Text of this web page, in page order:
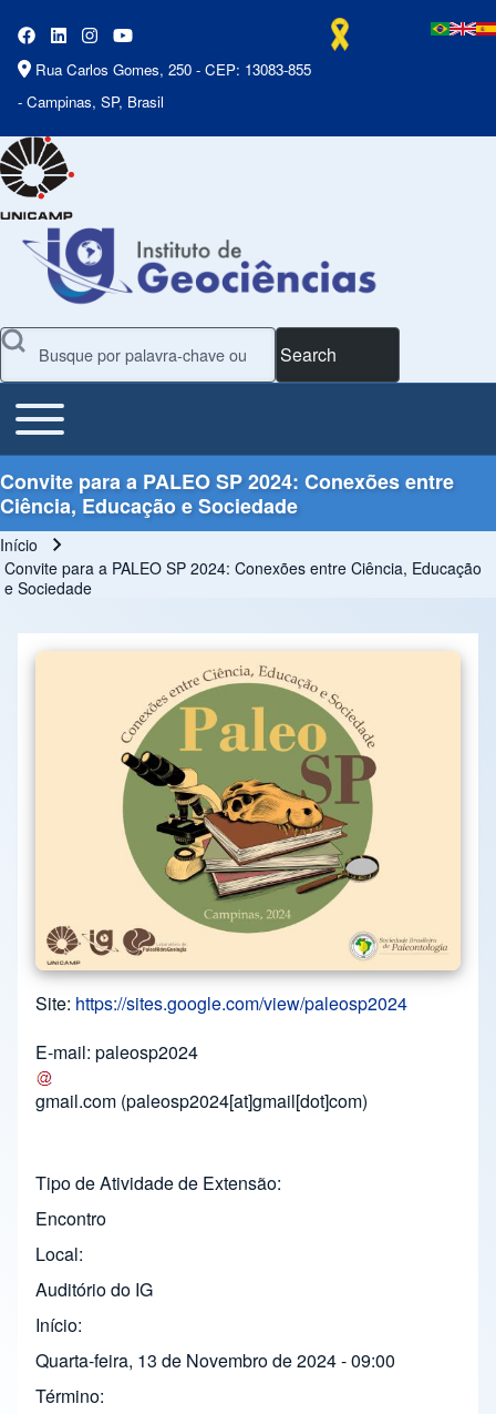
Rua Carlos Gomes, 250 - CEP: 13083-855
- Campinas, SP, Brasil
Search
Main Menu
Toggle main menu
Convite para a PALEO SP 2024: Conexões entre
Ciência, Educação e Sociedade
Trilha de navegação
Início
Convite para a PALEO SP 2024: Conexões entre Ciência, Educação
e Sociedade
Site: https://sites.google.com/view/paleosp2024
E-mail: paleosp2024
gmail.com (paleosp2024[at]gmail[dot]com)
Tipo de Atividade de Extensão
Encontro
Local
Auditório do IG
Início
Quarta-feira, 13 de Novembro de 2024 - 09:00
Término